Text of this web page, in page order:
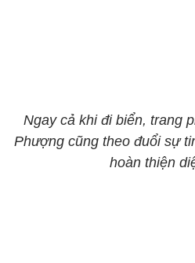
Ngay cả khi đi biển, trang
Phượng cũng theo đuổi sự
hoàn thiện